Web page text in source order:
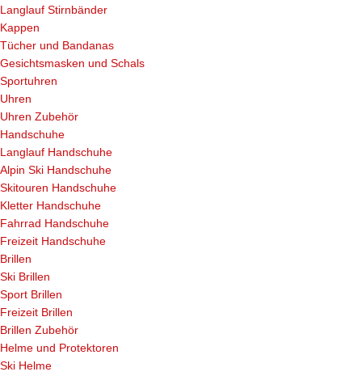
Langlauf Stirnbänder
Kappen
Tücher und Bandanas
Gesichtsmasken und Schals
Sportuhren
Uhren
Uhren Zubehör
Handschuhe
Langlauf Handschuhe
Alpin Ski Handschuhe
Skitouren Handschuhe
Kletter Handschuhe
Fahrrad Handschuhe
Freizeit Handschuhe
Brillen
Ski Brillen
Sport Brillen
Freizeit Brillen
Brillen Zubehör
Helme und Protektoren
Ski Helme